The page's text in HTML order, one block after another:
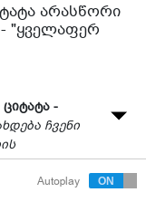
არასწორი
"ყველაფერ
-
ჩვენი
ვარ"-
Autoplay